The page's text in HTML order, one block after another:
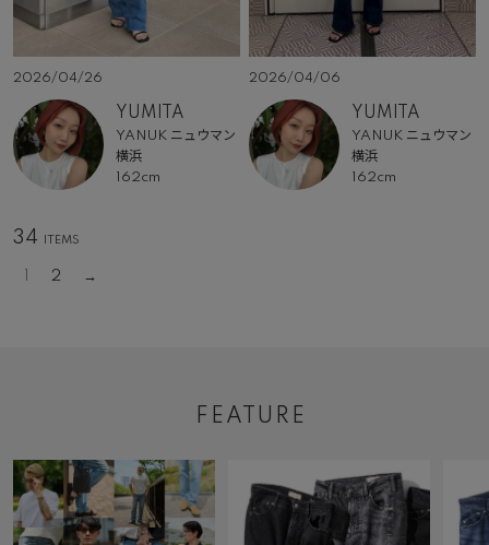
2026/04/26
YUMITA
YANUK ニュウマン
横浜
162cm
2026/04/06
YUMITA
YANUK ニュウマン
横浜
162cm
34
2
FEATURE